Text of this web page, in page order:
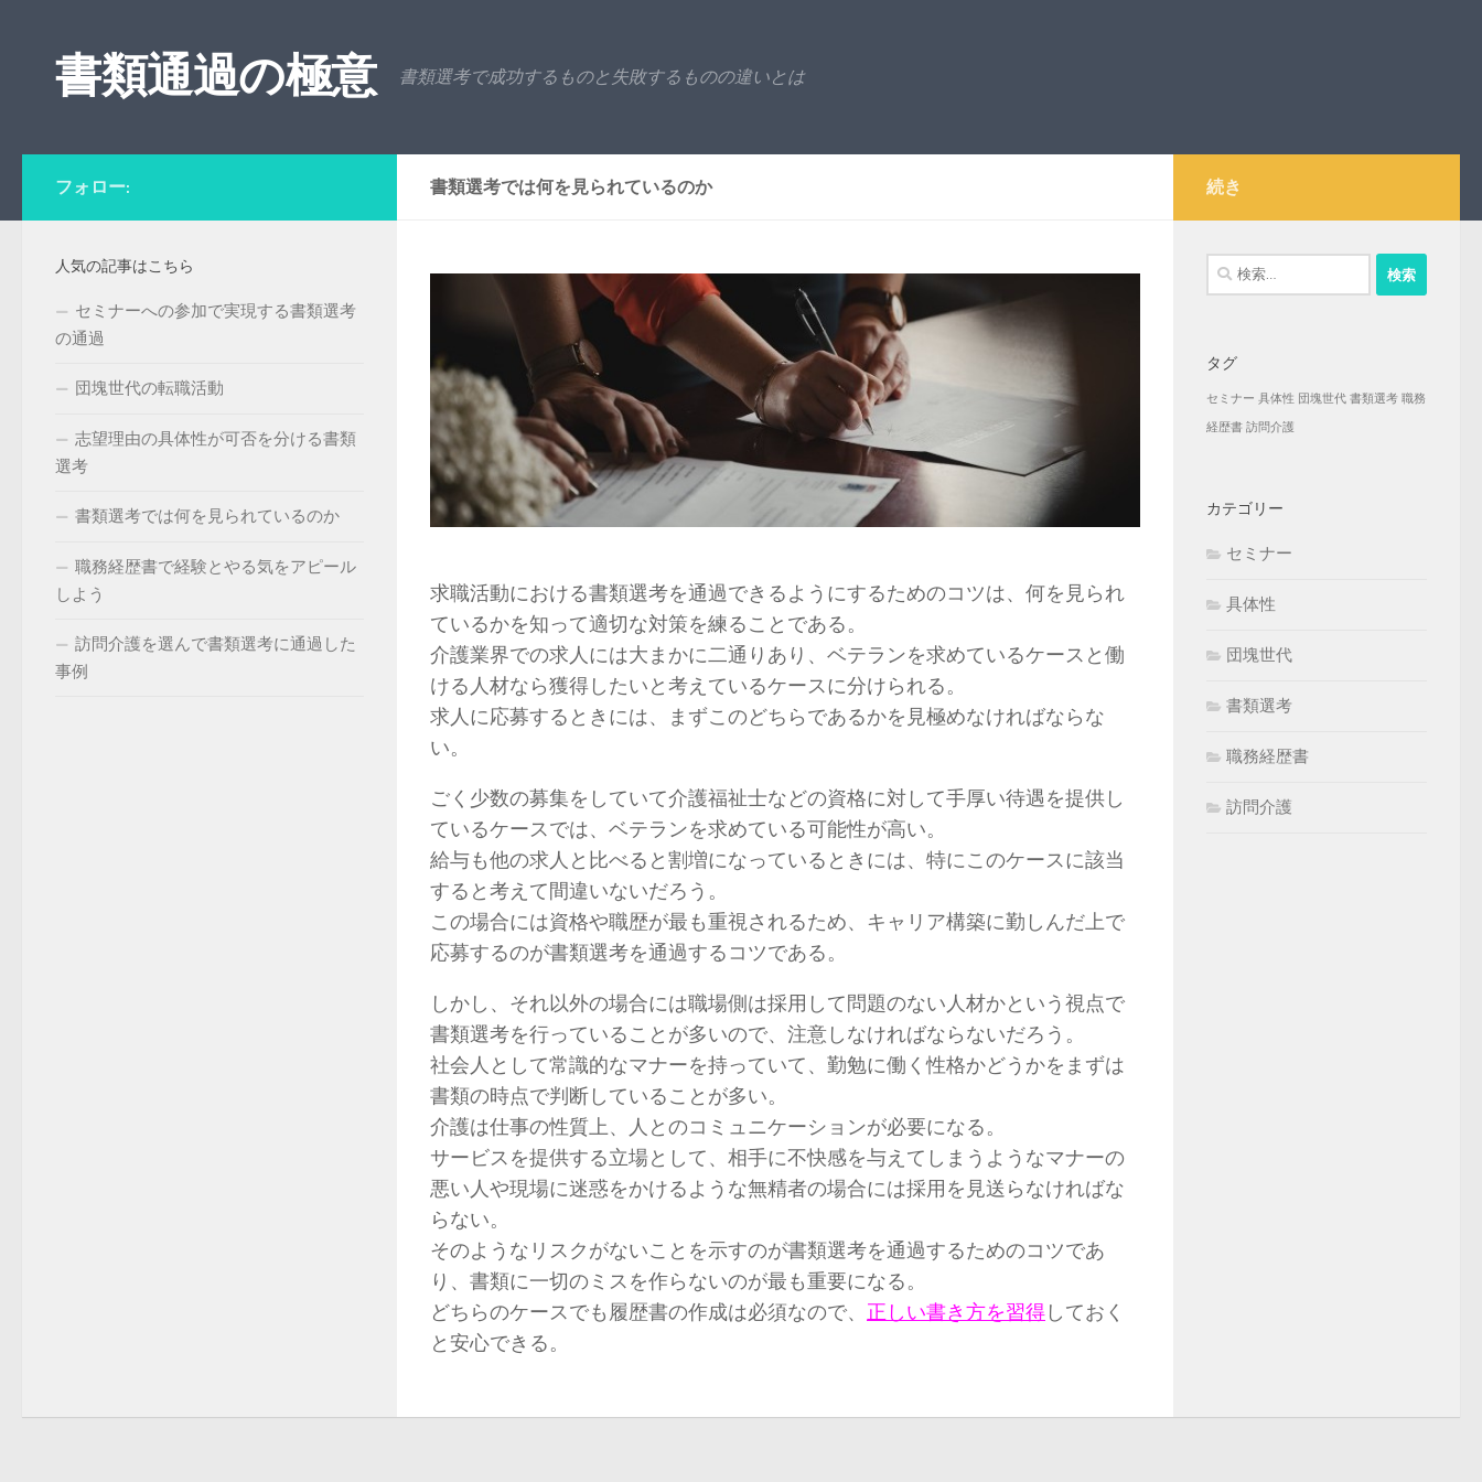
書類通過の極意 書類選考で成功するものと失敗するものの違いとは
書類選考では何を見られているのか
求職活動における書類選考を通過できるようにするためのコツは、何を見られ
ているかを知って適切な対策を練ることである。
介護業界での求人には大まかに二通りあり、ベテランを求めているケースと働
ける人材なら獲得したいと考えているケースに分けられる。
求人に応募するときには、まずこのどちらであるかを見極めなければならな
い。
ごく少数の募集をしていて介護福祉士などの資格に対して手厚い待遇を提供し
ているケースでは、ベテランを求めている可能性が高い。
給与も他の求人と比べると割増になっているときには、特にこのケースに該当
すると考えて間違いないだろう。
この場合には資格や職歴が最も重視されるため、キャリア構築に勤しんだ上で
応募するのが書類選考を通過するコツである。
しかし、それ以外の場合には職場側は採用して問題のない人材かという視点で
書類選考を行っていることが多いので、注意しなければならないだろう。
社会人として常識的なマナーを持っていて、勤勉に働く性格かどうかをまずは
書類の時点で判断していることが多い。
介護は仕事の性質上、人とのコミュニケーションが必要になる。
サービスを提供する立場として、相手に不快感を与えてしまうようなマナーの
悪い人や現場に迷惑をかけるような無精者の場合には採用を見送らなければな
らない。
そのようなリスクがないことを示すのが書類選考を通過するためのコツであ
り、書類に一切のミスを作らないのが最も重要になる。
どちらのケースでも履歴書の作成は必須なので、 正しい書き方を習得しておく
と安心できる。
フォロー:
人気の記事はこちら
セミナーへの参加で実現する書類選考
の通過
団塊世代の転職活動
志望理由の具体性が可否を分ける書類
選考
書類選考では何を見られているのか
職務経歴書で経験とやる気をアピール
しよう
訪問介護を選んで書類選考に通過した
事例
続き
検
索:
タグ
セミナー 具体性 団塊世代 書類選考 職務
経歴書 訪問介護
カテゴリー
セミナー
具体性
団塊世代
書類選考
職務経歴書
訪問介護